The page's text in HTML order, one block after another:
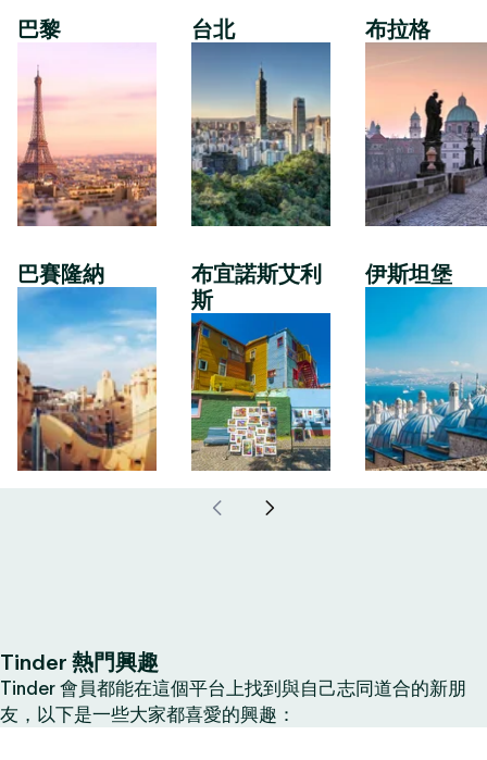
巴黎
巴賽隆納
台北
布宜諾斯艾利
斯
布拉格
伊斯坦堡
Tinder 熱門興趣
Tinder 會員都能在這個平台上找到與自己志同道合的新朋
友，以下是一些大家都喜愛的興趣：